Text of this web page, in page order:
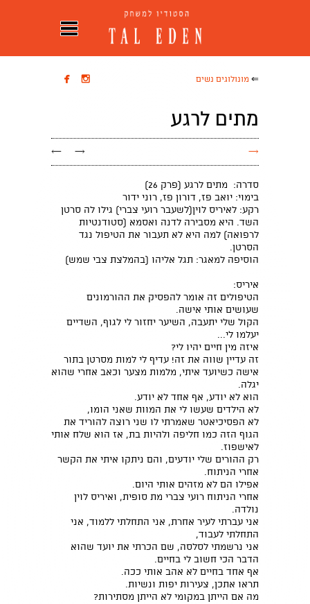
  ⇐ מונולוגים נשים
מתים לרגע
→
→
←
סדרה: מתים לרגע (פרק 26)
בימוי: יואב פז, דורון פז, רוני ידור
רקע: לאיריס לוין(לשעבר רועי צברי) גילו לה סרטן
השד. היא מסבירה לדנה ואסמא (סטודנטיות
לרפואה) למה היא לא תעבור את הטיפול נגד
הסרטן.
הוסיפה למאגר: תגל אליהו (בהמלצת צבי שמש)
איריס:
הטיפולים זה אומר להפסיק את ההורמונים
שעושים אותי אישה.
הקול שלי יתעבה, השיער יחזור לי לגוף, השדיים
יעלמו לי...
איזה מין חיים יהיו לי?
זה עדיין שווה את זה! עדיף לי למות מסרטן בתור
אישה כשיועד איתי, מלמות מצער וכאב אחרי שהוא
יגלה.
הוא לא יודע, אף אחד לא יודע.
לא הילדים שעשו לי את המוות שאני הומו,
לא הפסיכיאטר שאמרתי לו שני רוצה להוריד את
הגוף הזה כמו חליפה ולהיות בת, אז הוא שלח אותי
לאישפוז.
רק ההורים שלי יודעים, והם ניתקו איתי את הקשר
אחרי הניתוח.
אפילו הם לא מזהים אותי היום.
אחרי הניתוח רועי צברי מת סופית, ואיריס לוין
נולדה.
אני עברתי לעיר אחרת, אני התחלתי ללמוד, אני
התחלתי לעבוד,
אני נרשמתי לסלסה, שם הכרתי את יועד שהוא
הדבר הכי חשוב לי בחיים.
אף אחד בחיים לא אהב אותי ככה.
תראו אתכן, צעירות יפות ונשיות.
מה אם הייתן במקומי לא הייתן מסתירות?